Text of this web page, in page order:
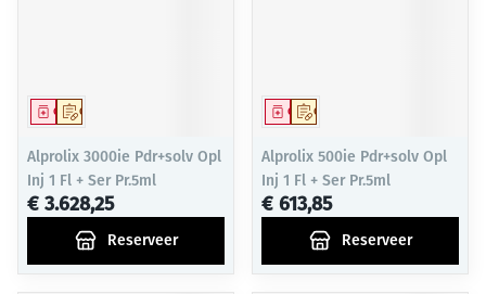
Op voorschrift
Geneesmiddel
Alprolix 3000ie Pdr+solv Opl
Inj 1 Fl + Ser Pr.5ml
€ 3.628,25
Reserveer
Op voorschrift
Geneesmiddel
Alprolix 500ie Pdr+solv Opl
Inj 1 Fl + Ser Pr.5ml
€ 613,85
Reserveer